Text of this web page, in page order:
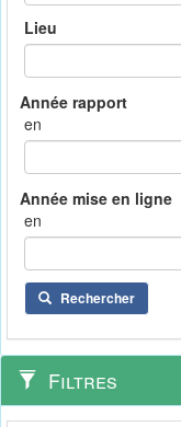
Lieu
en
en
Rechercher
Filtres